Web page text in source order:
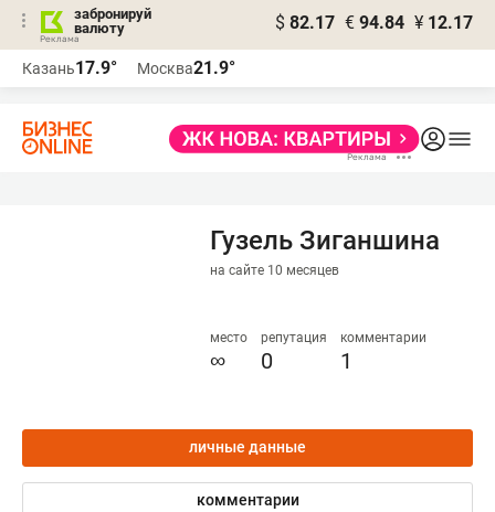
забронируй
валюту
$ 82.17 € 94.84 ¥ 12.17
Казань17.9° Москва21.9°
Гузель Зиганшина
на сайте 10 месяцев
место
∞
репутация
0
комментарии
1
личные данные
комментарии